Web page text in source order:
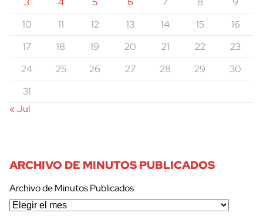
10
11 12 13 14 15
16
17
18 19 20 21 22
23
24
25 26 27 28 29
30
31
« Jul
ARCHIVO DE MINUTOS PUBLICADOS
Archivo de Minutos Publicados